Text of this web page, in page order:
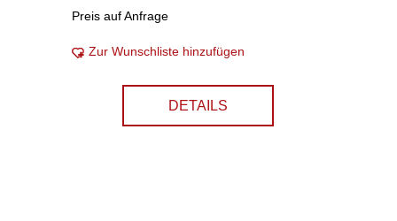
Preis auf Anfrage
Zur Wunschliste hinzufügen
DETAILS